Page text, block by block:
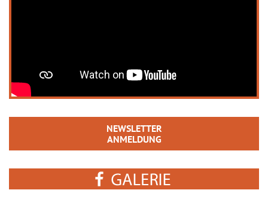
NEWSLETTER
ANMELDUNG